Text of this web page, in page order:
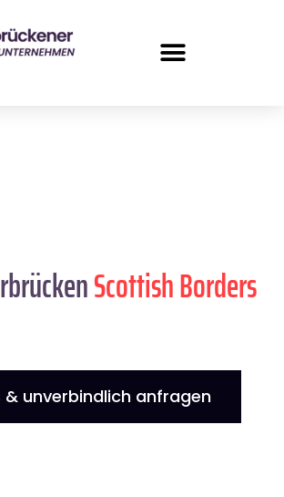
Scottish Borders
& unverbindlich anfragen